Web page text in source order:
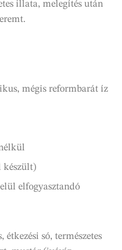
illata, melegítés után
mégis reformbarát íz
készült)
elfogyasztandó
só, természetes